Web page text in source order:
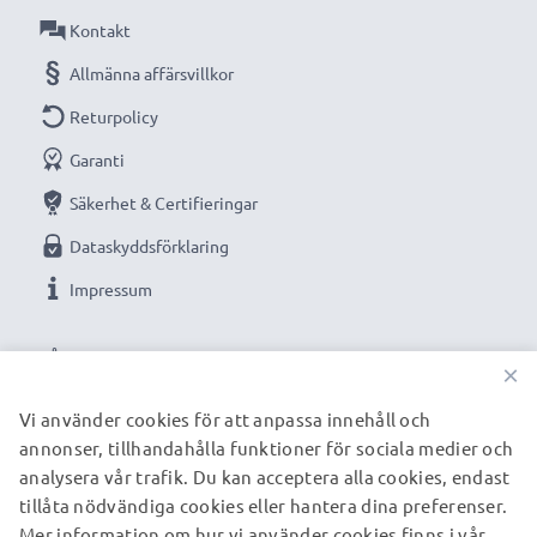
Färg: svart
Optimerat för bland annat:
STP8000, SC2020, SC20, SC21, STP9038, STP8038
radio, tvåvägsradio, walkie-talkie, komradio, portabel
radio med flera.
Ersättningsbatteri från subtel – hög kvalitet till ett
rimligt pris.
Vi grundades år 2004 och är en internationell
specialist som endast erbjuder kvalitetsprodukter.
Därför har vi en garanti på 36 månader!
VÅRA BETALNINGSALTERNATIV
Kontakt
Allmänna affärsvillkor
Returpolicy
Garanti
Säkerhet & Certifieringar
Dataskyddsförklaring
Impressum
VÅRA FRAKTPARTNERS
×
Vi använder cookies för att anpassa innehåll och
annonser, tillhandahålla funktioner för sociala medier och
analysera vår trafik. Du kan acceptera alla cookies, endast
tillåta nödvändiga cookies eller hantera dina preferenser.